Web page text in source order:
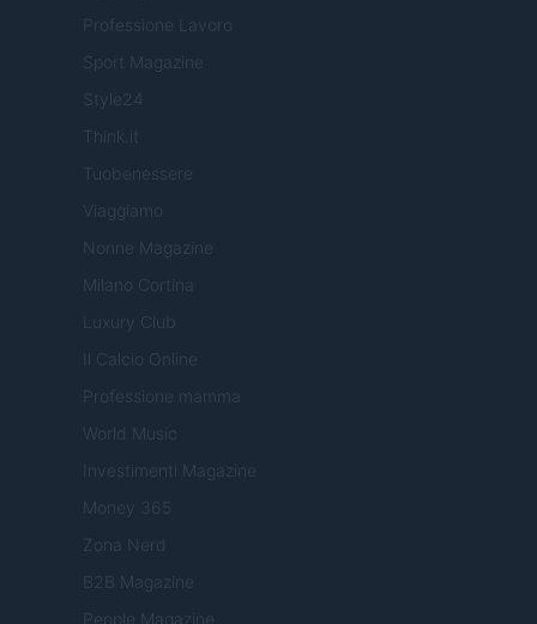
Professione Lavoro
Sport Magazine
Style24
Think.it
Tuobenessere
Viaggiamo
Nonne Magazine
Milano Cortina
Luxury Club
Il Calcio Online
Professione mamma
World Music
Investimenti Magazine
Money 365
Zona Nerd
B2B Magazine
People Magazine